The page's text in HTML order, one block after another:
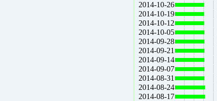
2014-10-26
2014-10-19
2014-10-12
2014-10-05
2014-09-28
2014-09-21
2014-09-14
2014-09-07
2014-08-31
2014-08-24
2014-08-17